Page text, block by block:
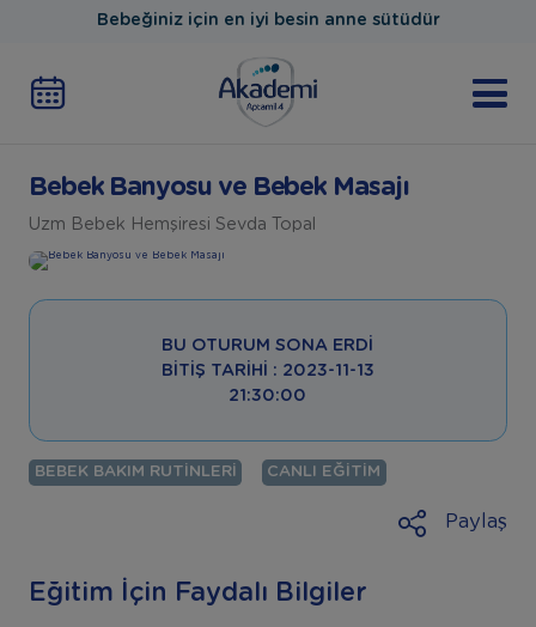
Bebeğiniz için en iyi besin anne sütüdür
Bebek Banyosu ve Bebek Masajı
Uzm Bebek Hemşiresi Sevda Topal
BU OTURUM SONA ERDI
BITIŞ TARIHI : 2023-11-13
21:30:00
BEBEK BAKIM RUTINLERI CANLI EĞITIM
Paylaş
Eğitim İçin Faydalı Bilgiler